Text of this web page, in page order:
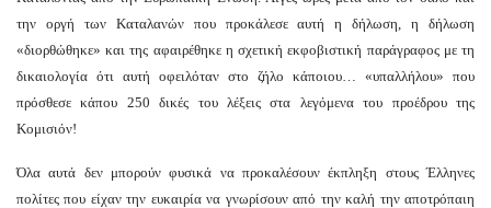
την οργή των Καταλανών που προκάλεσε αυτή η δήλωση, η δήλωση
«διορθώθηκε» και της αφαιρέθηκε η σχετική εκφοβιστική παράγραφος με τη
δικαιολογία ότι αυτή οφειλόταν στο ζήλο κάποιου… «υπαλλήλου» που
πρόσθεσε κάπου 250 δικές του λέξεις στα λεγόμενα του προέδρου της
Κομισιόν!
Όλα αυτά δεν μπορούν φυσικά να προκαλέσουν έκπληξη στους Έλληνες
πολίτες που είχαν την ευκαιρία να γνωρίσουν από την καλή την αποτρόπαιη